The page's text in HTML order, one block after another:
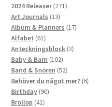
produkter
2024 Releaser 271271
Art Journals 1313
produkter
Album & Planners 1717
Alfabet 6161
produkter
Anteckningsblock 33
Baby & Barn 102102
produkter
Band & Snören 5252
produkter
Behöver du något mer? 66
Birthday 9090
Bröllop 4141